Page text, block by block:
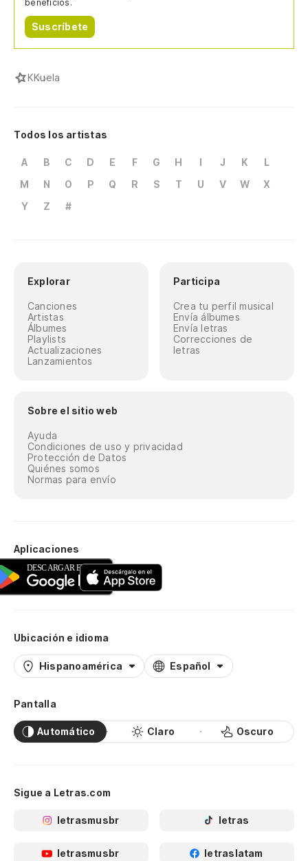
beneficios.
Suscríbete
KKuela
Todos los artistas
A B C D E F G H I J K
L
M
N O P Q R S T U V W
X
Y
Z #
Explorar
Canciones
Artistas
Álbumes
Playlists
Actualizaciones
Lanzamientos
Participa
Crea tu perfil musical
Envía álbumes
Envía letras
Correcciones de
letras
Sobre el sitio web
Ayuda
Condiciones de uso y privacidad
Protección de Datos
Quiénes somos
Normas para envío
Aplicaciones
Ubicación e idioma
Hispanoamérica Español
Pantalla
Automático Claro Oscuro
Sigue a Letras.com
letrasmusbr letras
letrasmusbr letraslatam